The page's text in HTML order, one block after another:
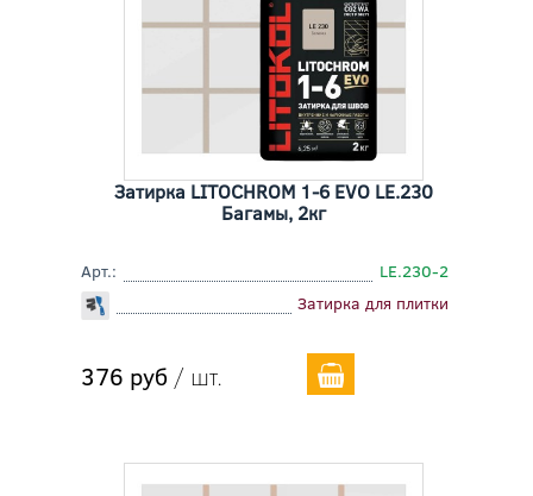
Затирка LITOCHROM 1-6 EVO LE.230
Багамы, 2кг
Арт.:
LE.230-2
Затирка для плитки
376 руб / шт.